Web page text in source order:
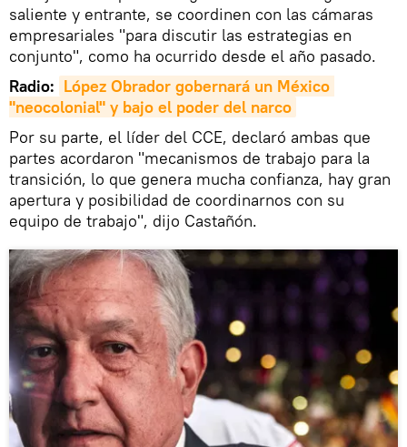
saliente y entrante, se coordinen con las cámaras
empresariales "para discutir las estrategias en
conjunto", como ha ocurrido desde el año pasado.
Radio: López Obrador gobernará un México
"neocolonial" y bajo el poder del narco
Por su parte, el líder del CCE, declaró ambas que
partes acordaron "mecanismos de trabajo para la
transición, lo que genera mucha confianza, hay gran
apertura y posibilidad de coordinarnos con su
equipo de trabajo", dijo Castañón.